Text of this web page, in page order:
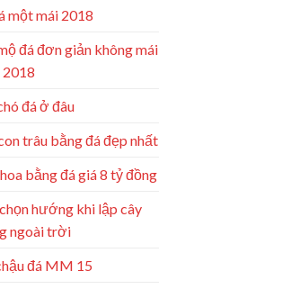
một mái 2018
đá đơn giản không mái
2018
đá ở đâu
trâu bằng đá đẹp nhất
bằng đá giá 8 tỷ đồng
hướng khi lập cây
ngoài trời
đá MM 15